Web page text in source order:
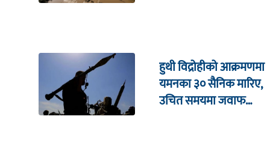
हुथी विद्रोहीको आक्रमणमा
यमनका ३० सैनिक मारिए,
उचित समयमा जवाफ